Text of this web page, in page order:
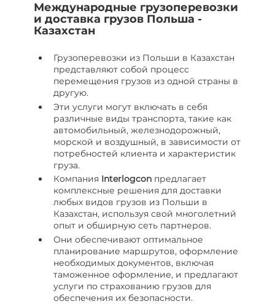
Международные грузоперевозки
и доставка грузов Польша -
Казахстан
Грузоперевозки из Польши в Казахстан
представляют собой процесс
перемещения грузов из одной страны в
другую.
Эти услуги могут включать в себя
различные виды транспорта, такие как
автомобильный, железнодорожный,
морской и воздушный, в зависимости от
потребностей клиента и характеристик
груза.
Компания Interlogcon предлагает
комплексные решения для доставки
любых видов грузов из Польши в
Казахстан, используя свой многолетний
опыт и обширную сеть партнеров.
Они обеспечивают оптимальное
планирование маршрутов, оформление
необходимых документов, включая
таможенное оформление, и предлагают
услуги по страхованию грузов для
обеспечения их безопасности.